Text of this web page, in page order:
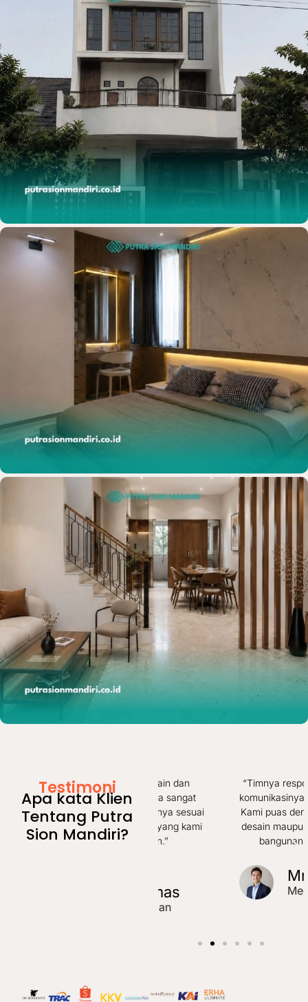
Testimoni
Apa kata Klien
Tentang Putra
Sion Mandiri?
“Proses desain dan
pengerjaannya sangat
rapi. Hasil akhirnya sesuai
konsep rumah yang kami
inginkan.”
“Timnya responsif dan
komunikasinya nyaman.
Kami puas dengan hasil
desain maupun kualitas
bangunannya.”
Mr. Abdi
Medan